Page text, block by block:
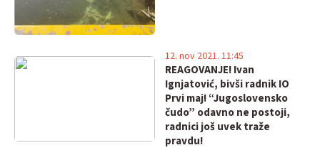
REAGOVANJE! Ivan
Ignjatović, bivši radnik IO
Prvi maj! “Jugoslovensko
čudo” odavno ne postoji,
radnici još uvek traže
pravdu!
12. nov 2021. 11:45